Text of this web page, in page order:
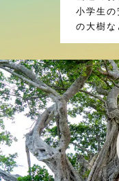
小学生
の大樹な